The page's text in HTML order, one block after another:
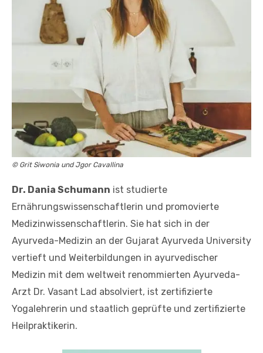
© Grit Siwonia und Jgor Cavallina
Dr. Dania Schumann ist studierte
Ernährungswissenschaftlerin und promovierte
Medizinwissenschaftlerin. Sie hat sich in der
Ayurveda-Medizin an der Gujarat Ayurveda University
vertieft und Weiterbildungen in ayurvedischer
Medizin mit dem weltweit renommierten Ayurveda-
Arzt Dr. Vasant Lad absolviert, ist zertifizierte
Yogalehrerin und staatlich geprüfte und zertifizierte
Heilpraktikerin.